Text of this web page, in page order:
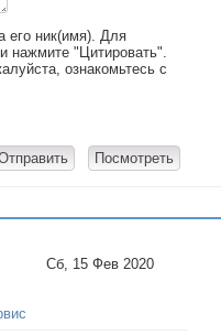
его ник(имя). Для
нажмите "Цитировать".
ознакомьтесь с
Сб, 15 Фев 2020